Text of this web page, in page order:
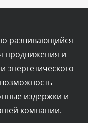
проверки
Сегодня, в 03:34
развивающийся
продвижения и
энергетического
издержки и
компании.